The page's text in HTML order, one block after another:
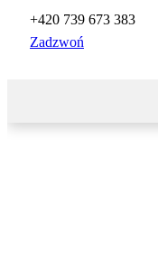
+420 739 673 383
Zadzwoń